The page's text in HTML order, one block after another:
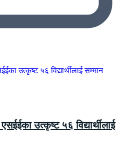
उत्कृष्ट ५६ विद्यार्थीलाई